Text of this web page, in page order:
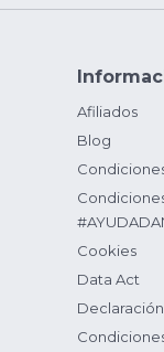
Afiliados
Blog
Cookies
Data Act